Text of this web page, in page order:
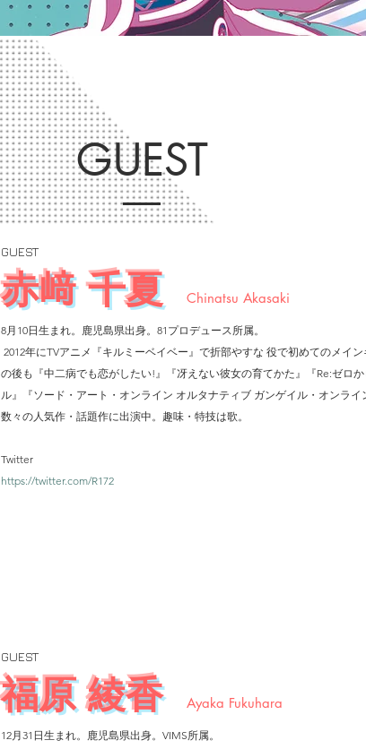
GUEST
GUEST
赤﨑 千夏 Chinatsu Akasaki
8月10日生まれ。鹿児島県出身。81プロデュース所属。
2012年にTVアニメ『キルミーベイベー』で折部やすな 役で初めてのメイ
の後も『中二病でも恋がしたい!』『冴えない彼女の育てかた』『Re:ゼロ
ル』『ソード・アート・オンライン オルタナティブ ガンゲイル・オンライ
数々の人気作・話題作に出演中。​趣味・特技は歌。
Twitter
https://twitter.com/R172
GUEST
福原 綾香 Ayaka Fukuhara
12月31日生まれ。鹿児島県出身。VIMS所属。